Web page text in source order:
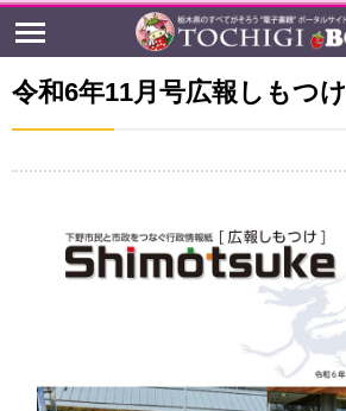
令和6年11月号広報しもつけ